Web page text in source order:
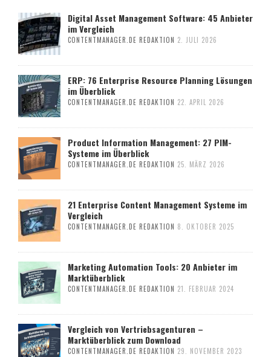
Digital Asset Management Software: 45 Anbieter
im Vergleich
CONTENTMANAGER.DE REDAKTION 2. JULI 2026
ERP: 76 Enterprise Resource Planning Lösungen
im Überblick
CONTENTMANAGER.DE REDAKTION 22. APRIL 2026
Product Information Management: 27 PIM-
Systeme im Überblick
CONTENTMANAGER.DE REDAKTION 25. MÄRZ 2026
21 Enterprise Content Management Systeme im
Vergleich
CONTENTMANAGER.DE REDAKTION 8. OKTOBER 2025
Marketing Automation Tools: 20 Anbieter im
Marktüberblick
CONTENTMANAGER.DE REDAKTION 21. FEBRUAR 2024
Vergleich von Vertriebsagenturen –
Marktüberblick zum Download
CONTENTMANAGER.DE REDAKTION 29. NOVEMBER 2023